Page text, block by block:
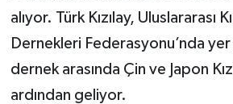
alıyor. Türk Kızılay, Uluslararası
Dernekleri Federasyonu’nda yer
dernek arasında Çin ve Japon
ardından geliyor.